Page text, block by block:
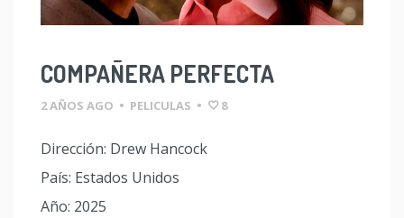
COMPAÑERA PERFECTA
2 AÑOS AGO • PELICULAS • 8
Dirección: Drew Hancock
País: Estados Unidos
Año: 2025